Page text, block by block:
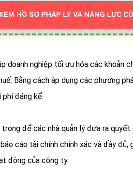
HỒ SƠ PHÁP LÝ VÀ NĂNG LỰC
doanh nghiệp tối ưu hóa các khoản
Bằng cách áp dụng các phương
đáng kể.
để các nhà quản lý đưa ra
cáo tài chính chính xác và đầy đủ,
động của công ty.